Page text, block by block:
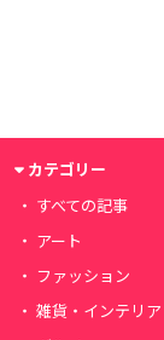
カテゴリー
すべての記事
アート
ファッション
雑貨・インテリア